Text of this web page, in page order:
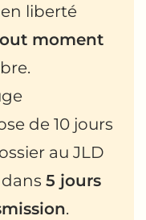
liberté
moment
de 10 jours
au JLD
5 jours
.